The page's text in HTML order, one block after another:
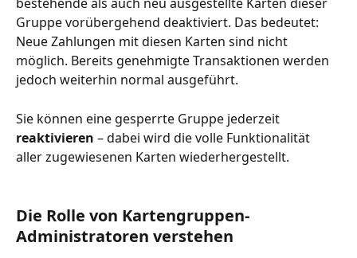
Gruppe vorübergehend deaktiviert. Das bedeutet:
Neue Zahlungen mit diesen Karten sind nicht
möglich. Bereits genehmigte Transaktionen werden
jedoch weiterhin normal ausgeführt.
Sie können eine gesperrte Gruppe jederzeit
reaktivieren – dabei wird die volle Funktionalität
aller zugewiesenen Karten wiederhergestellt.
Die Rolle von Kartengruppen-
Administratoren verstehen